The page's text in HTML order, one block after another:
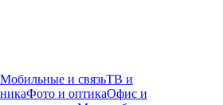
Мобильные и связьТВ и
Фото и оптикаОфис и